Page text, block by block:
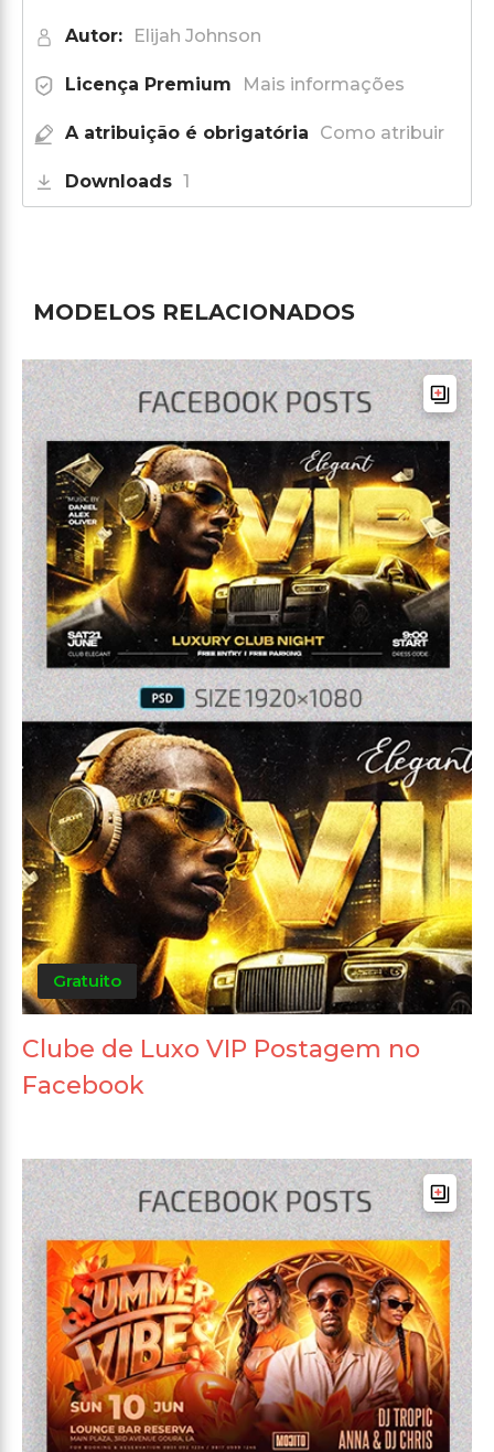
Autor: Elijah Johnson
Licença Premium Mais informações
A atribuição é obrigatória Como atribuir
Downloads 1
MODELOS RELACIONADOS
Gratuito
Clube de Luxo VIP Postagem no
Facebook